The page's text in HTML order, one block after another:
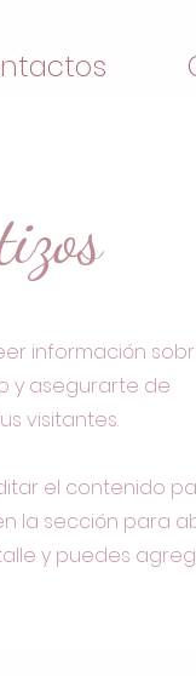
información
y asegurarte de
visitantes.
el contenido
la sección para
y puedes